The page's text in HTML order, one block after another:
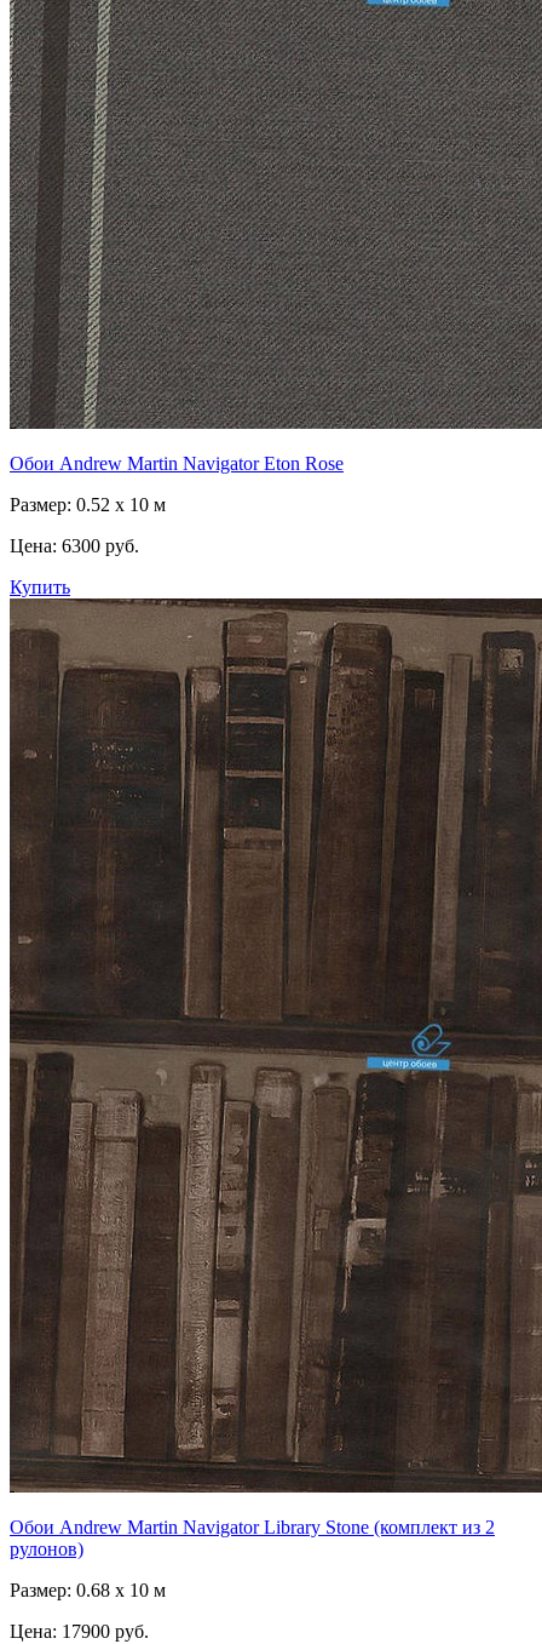
Обои Andrew Martin Navigator Eton Rose
Размер: 0.52 x 10 м
Цена: 6300 руб.
Купить
Обои Andrew Martin Navigator Library Stone (комплект из 2
рулонов)
Размер: 0.68 x 10 м
Цена: 17900 руб.